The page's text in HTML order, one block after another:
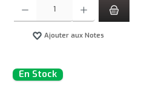
Ajouter aux Notes
En Stock